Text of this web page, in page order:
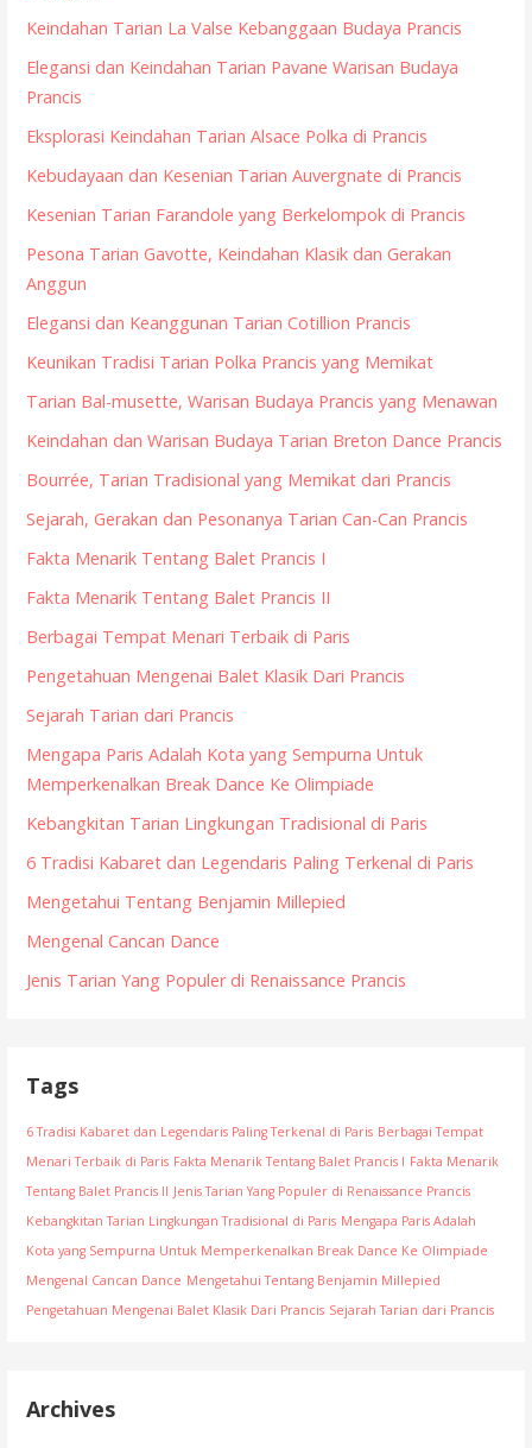
Keindahan Tarian La Valse Kebanggaan Budaya Prancis
Elegansi dan Keindahan Tarian Pavane Warisan Budaya
Prancis
Eksplorasi Keindahan Tarian Alsace Polka di Prancis
Kebudayaan dan Kesenian Tarian Auvergnate di Prancis
Kesenian Tarian Farandole yang Berkelompok di Prancis
Pesona Tarian Gavotte, Keindahan Klasik dan Gerakan
Anggun
Elegansi dan Keanggunan Tarian Cotillion Prancis
Keunikan Tradisi Tarian Polka Prancis yang Memikat
Tarian Bal-musette, Warisan Budaya Prancis yang Menawan
Keindahan dan Warisan Budaya Tarian Breton Dance Prancis
Bourrée, Tarian Tradisional yang Memikat dari Prancis
Sejarah, Gerakan dan Pesonanya Tarian Can-Can Prancis
Fakta Menarik Tentang Balet Prancis I
Fakta Menarik Tentang Balet Prancis II
Berbagai Tempat Menari Terbaik di Paris
Pengetahuan Mengenai Balet Klasik Dari Prancis
Sejarah Tarian dari Prancis
Mengapa Paris Adalah Kota yang Sempurna Untuk
Memperkenalkan Break Dance Ke Olimpiade
Kebangkitan Tarian Lingkungan Tradisional di Paris
6 Tradisi Kabaret dan Legendaris Paling Terkenal di Paris
Mengetahui Tentang Benjamin Millepied
Mengenal Cancan Dance
Jenis Tarian Yang Populer di Renaissance Prancis
Tags
6 Tradisi Kabaret dan Legendaris Paling Terkenal di Paris Berbagai Tempat
Menari Terbaik di Paris Fakta Menarik Tentang Balet Prancis I Fakta Menarik
Tentang Balet Prancis II Jenis Tarian Yang Populer di Renaissance Prancis
Kebangkitan Tarian Lingkungan Tradisional di Paris Mengapa Paris Adalah
Kota yang Sempurna Untuk Memperkenalkan Break Dance Ke Olimpiade
Mengenal Cancan Dance Mengetahui Tentang Benjamin Millepied
Pengetahuan Mengenai Balet Klasik Dari Prancis Sejarah Tarian dari Prancis
Archives